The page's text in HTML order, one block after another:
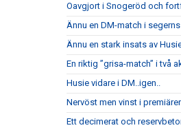
Oavgjort i Snogeröd och
Ännu en DM-match i
Ännu en stark insats av
En riktig ”grisa-match” i två
Husie vidare i DM..igen..
Nervöst men vinst i
Ett decimerat och